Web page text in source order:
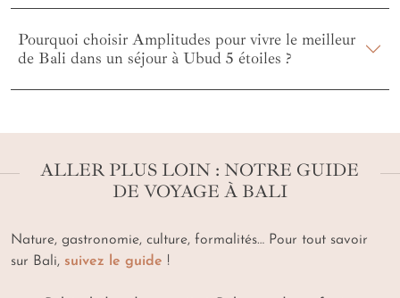
Pourquoi choisir Amplitudes pour vivre le meilleur
de Bali dans un séjour à Ubud 5 étoiles ?
ALLER PLUS LOIN : NOTRE GUIDE
DE VOYAGE À BALI
Nature, gastronomie, culture, formalités… Pour tout savoir
sur Bali, suivez le guide !